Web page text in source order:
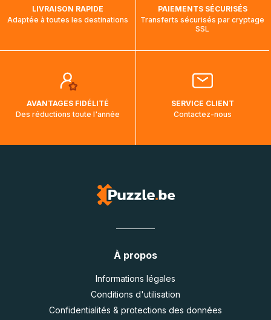
LIVRAISON RAPIDE
Adaptée à toutes les destinations
PAIEMENTS SÉCURISÉS
Transferts sécurisés par cryptage
SSL
AVANTAGES FIDÉLITÉ
Des réductions toute l'année
SERVICE CLIENT
Contactez-nous
À propos
Informations légales
Conditions d'utilisation
Confidentialités & protections des données